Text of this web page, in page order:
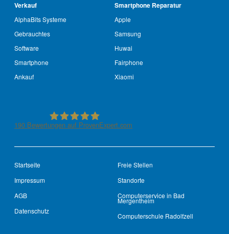
Verkauf
AlphaBits Systeme
Gebrauchtes
Software
Smartphone
Ankauf
Smartphone Reparatur
Apple
Samsung
Huwai
Fairphone
Xiaomi
See-IT-Service
190 Bewertungen auf ProvenExpert.com
Startseite
Impressum
AGB
Datenschutz
Freie Stellen
Standorte
Computerservice in Bad
Mergentheim
Computerschule Radolfzell